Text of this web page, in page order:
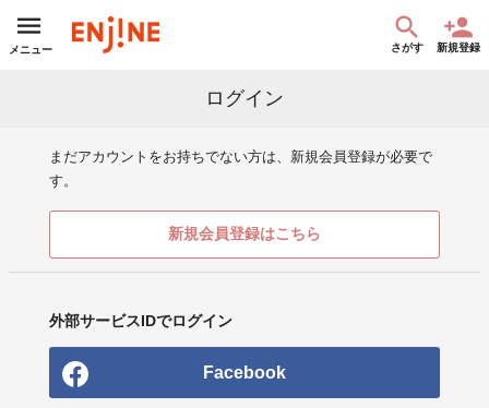
メニュー さがす 新規登録
ログイン
まだアカウントをお持ちでない方は、新規会員登録が必要で
す。
新規会員登録はこちら
外部サービスIDでログイン
Facebook